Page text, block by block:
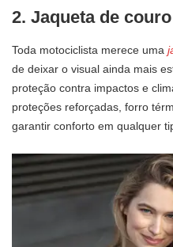
2. Jaqueta de couro
Toda motociclista merece uma
de deixar o visual ainda mais
proteção contra impactos e
proteções reforçadas, forro
garantir conforto em qualquer